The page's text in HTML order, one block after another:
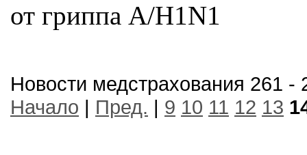
от гриппа A/H1N1
Новости медстрахования 261 -
Начало | Пред. | 9 10 11 12 13